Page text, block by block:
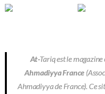
At-Tariq est le
Ahmadiyya France
Ahmadiyya de France). Ce